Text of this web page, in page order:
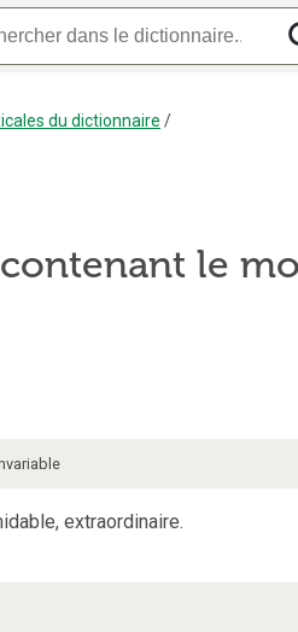
du dictionnaire /
le
extraordinaire.